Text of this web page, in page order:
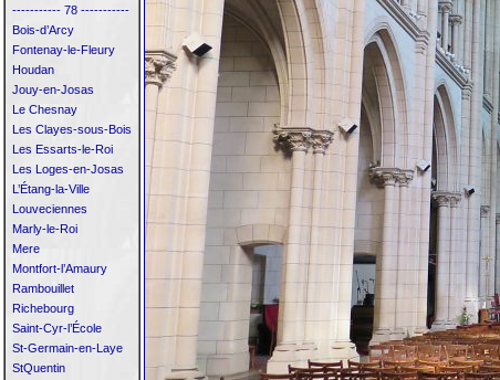
----------- 78 -----------
Bois-d’Arcy
Fontenay-le-Fleury
Houdan
Jouy-en-Josas
Le Chesnay
Les Clayes-sous-Bois
Les Essarts-le-Roi
Les Loges-en-Josas
L’Étang-la-Ville
Louveciennes
Marly-le-Roi
Mere
Montfort-l’Amaury
Rambouillet
Richebourg
Saint-Cyr-l’École
St-Germain-en-Laye
StQuentin